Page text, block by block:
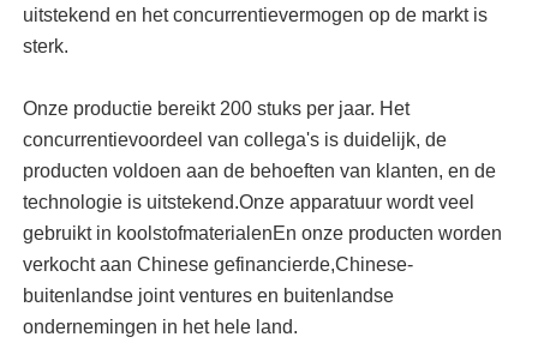
uitstekend en het concurrentievermogen op de markt is
sterk.
Onze productie bereikt 200 stuks per jaar. Het
concurrentievoordeel van collega's is duidelijk, de
producten voldoen aan de behoeften van klanten, en de
technologie is uitstekend.Onze apparatuur wordt veel
gebruikt in koolstofmaterialenEn onze producten worden
verkocht aan Chinese gefinancierde,Chinese-
buitenlandse joint ventures en buitenlandse
ondernemingen in het hele land.